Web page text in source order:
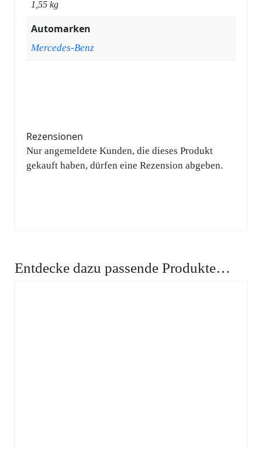
1,55 kg
Automarken
Mercedes-Benz
Rezensionen
Nur angemeldete Kunden, die dieses Produkt
gekauft haben, dürfen eine Rezension abgeben.
Entdecke dazu passende Produkte…